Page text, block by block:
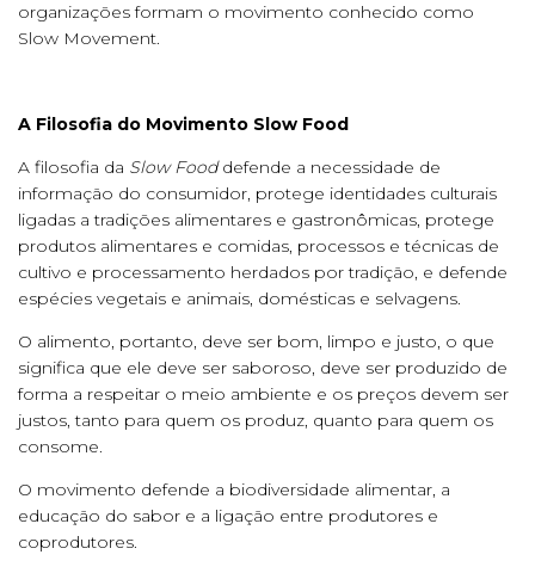
organizações formam o movimento conhecido como
Slow Movement.
A Filosofia do Movimento Slow Food
A filosofia da Slow Fooddefende a necessidade de
informação do consumidor, protege identidades culturais
ligadas a tradições alimentares e gastronômicas, protege
produtos alimentares e comidas, processos e técnicas de
cultivo e processamento herdados por tradição, e defende
espécies vegetais e animais, domésticas e selvagens.
O alimento, portanto, deve ser bom, limpo e justo, o que
significa que ele deve ser saboroso, deve ser produzido de
forma a respeitar o meio ambiente e os preços devem ser
justos, tanto para quem os produz, quanto para quem os
consome.
O movimento defende a biodiversidade alimentar, a
educação do sabor e a ligação entre produtores e
coprodutores.